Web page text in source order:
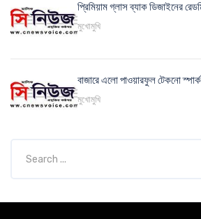
প্রিমিয়াম গ্লাস ব্যাক ডিজাইনের
মুখোমুখি
বাজারে এলো পাওয়ারফুল টেকনো
মুখোমুখি